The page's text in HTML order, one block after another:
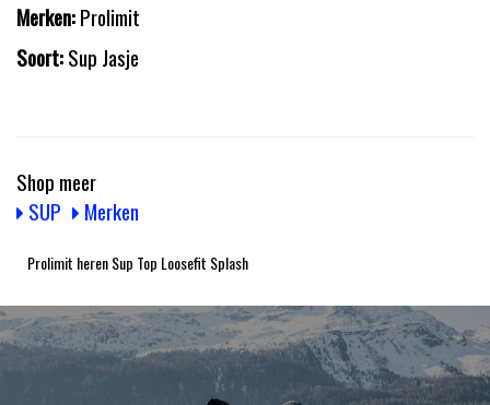
Merken:Prolimit
Soort:Sup Jasje
Shop meer
SUP
Merken
Prolimit heren Sup Top Loosefit Splash